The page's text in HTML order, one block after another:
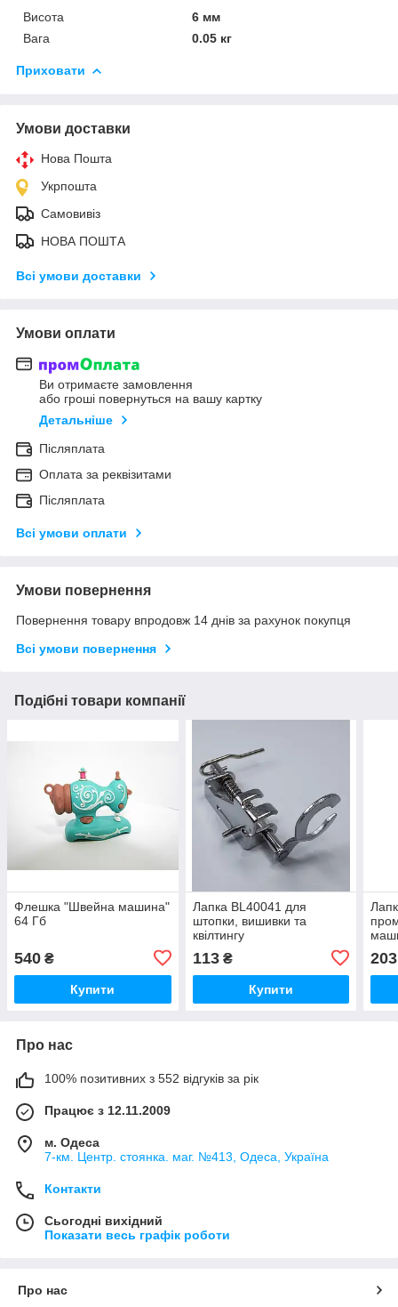
Висота
6 мм
Вага
0.05 кг
Приховати
Умови доставки
Нова Пошта
Укрпошта
Самовивіз
НОВА ПОШТА
Всі умови доставки
Умови оплати
Ви отримаєте замовлення
або гроші повернуться на вашу картку
Детальніше
Післяплата
Оплата за реквізитами
Післяплата
Всі умови оплати
Умови повернення
Повернення товару впродовж 14 днів за рахунок покупця
Всі умови повернення
Подібні товари компанії
Флешка "Швейна машина"
64 Гб
540 ₴
Купити
Лапка BL40041 для
штопки, вишивки та
квілтингу
113₴
Купити
203
Про нас
100% позитивних з 552 відгуків за рік
Працює з 12.11.2009
м. Одеса
7-км. Центр. стоянка. маг. №413, Одеса, Україна
Контакти
Сьогодні вихідний
Показати весь графік роботи
Про нас